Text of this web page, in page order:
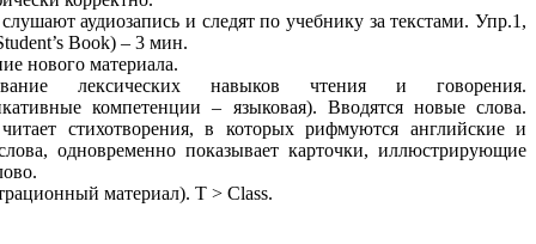
аудиозапись и следят по учебнику за текстами. Упр.1,
Book) – 3 мин.
нового материала.
лексических навыков чтения и говорения.
компетенции – языковая). Вводятся новые слова.
стихотворения, в которых рифмуются английские и
одновременно показывает карточки, иллюстрирующие
материал). T > Class.